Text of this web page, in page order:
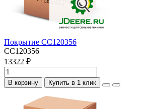
Покрытие CC120356
CC120356
13322 ₽
В корзину Купить в 1 клик